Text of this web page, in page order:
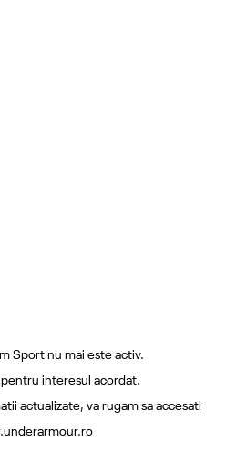
Sport nu mai este activ.
interesul acordat.
actualizate, va rugam sa accesati